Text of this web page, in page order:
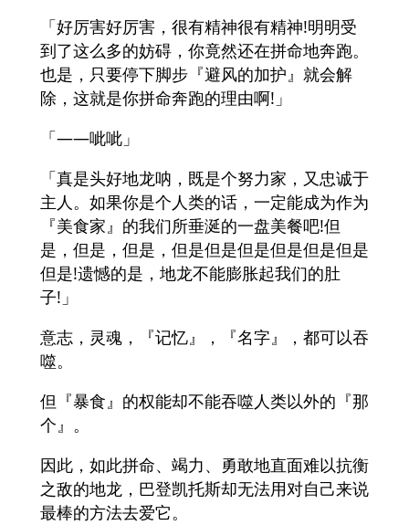
「好厉害好厉害，很有精神很有精神!明明受
到了这么多的妨碍，你竟然还在拼命地奔跑。
也是，只要停下脚步『避风的加护』就会解
除，这就是你拼命奔跑的理由啊!」
「——呲呲」
「真是头好地龙呐，既是个努力家，又忠诚于
主人。如果你是个人类的话，一定能成为作为
『美食家』的我们所垂涎的一盘美餐吧!但
是，但是，但是，但是但是但是但是但是但是
但是!遗憾的是，地龙不能膨胀起我们的肚
子!」
意志，灵魂，『记忆』，『名字』，都可以吞
噬。
但『暴食』的权能却不能吞噬人类以外的『那
个』。
因此，如此拼命、竭力、勇敢地直面难以抗衡
之敌的地龙，巴登凯托斯却无法用对自己来说
最棒的方法去爱它。